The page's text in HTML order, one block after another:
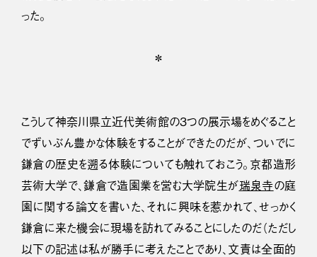
った。
＊
こうして神奈川県立近代美術館の３つの展示場をめぐること
でずいぶん豊かな体験をすることができたのだが、ついでに
鎌倉の歴史を遡る体験についても触れておこう。京都造形
芸術大学で、鎌倉で造園業を営む大学院生が瑞泉寺の庭
園に関する論文を書いた、それに興味を惹かれて、せっかく
鎌倉に来た機会に現場を訪れてみることにしたのだ（ただし
以下の記述は私が勝手に考えたことであり、文責は全面的